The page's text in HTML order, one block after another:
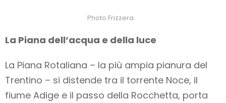
Photo Frizzera
La Piana dell’acqua e della luce
La Piana Rotaliana – la più ampia pianura del
Trentino – si distende tra il torrente Noce, il
fiume Adige e il passo della Rocchetta, porta